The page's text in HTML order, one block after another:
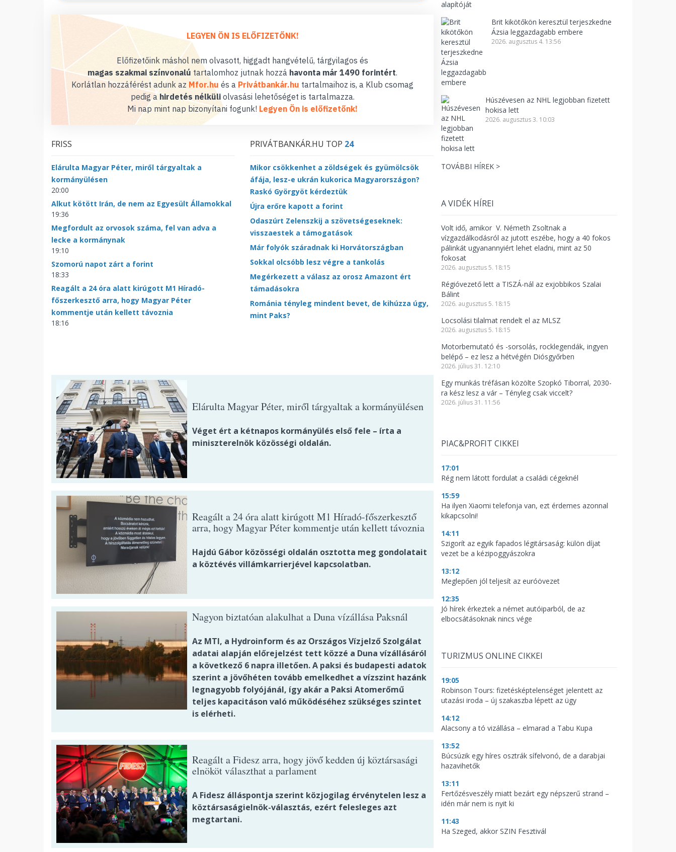
LEGYEN ÖN IS ELŐFIZETŐNK!
Előfizetőink máshol nem olvasott, higgadt hangvételű, tárgyilagos és
magas szakmai színvonalú tartalomhoz jutnak hozzá havonta már 1490 forintért.
Korlátlan hozzáférést adunk az Mfor.hu és a Privátbankár.hu tartalmaihoz is, a Klub csomag
pedig ahirdetés nélküliolvasási lehetőséget is tartalmazza.
Mi nap mint nap bizonyítani fogunk! Legyen Ön is előfizetőnk!
FRISS
Elárulta Magyar Péter, miről tárgyaltak a
kormányülésen
20:00
Alkut kötött Irán, de nem az Egyesült Államokkal
19:36
Megfordult az orvosok száma, fel van adva a
lecke a kormánynak
19:10
Szomorú napot zárt a forint
18:33
Reagált a 24 óra alatt kirúgott M1 Híradó-
főszerkesztő arra, hogy Magyar Péter
kommentje után kellett távoznia
18:16
PRIVÁTBANKÁR.HU TOP 24
Mikor csökkenhet a zöldségek és gyümölcsök
áfája, lesz-e ukrán kukorica Magyarországon?
Raskó Györgyöt kérdeztük
Újra erőre kapott a forint
Odaszúrt Zelenszkij a szövetségeseknek:
visszaestek a támogatások
Már folyók száradnak ki Horvátországban
Sokkal olcsóbb lesz végre a tankolás
Megérkezett a válasz az orosz Amazont ért
támadásokra
Románia tényleg mindent bevet, de kihúzza úgy,
mint Paks?
Elárulta Magyar Péter, miről tárgyaltak a kormányülésen
Véget ért a kétnapos kormányülés első fele – írta a
miniszterelnök közösségi oldalán.
Reagált a 24 óra alatt kirúgott M1 Híradó-főszerkesztő
arra, hogy Magyar Péter kommentje után kellett távoznia
Hajdú Gábor közösségi oldalán osztotta meg gondolatait
a köztévés villámkarrierjével kapcsolatban.
Nagyon biztatóan alakulhat a Duna vízállása Paksnál
Az MTI, a Hydroinform és az Országos Vízjelző Szolgálat
adatai alapján előrejelzést tett közzé a Duna vízállásáról
a következő 6 napra illetően. A paksi és budapesti adatok
szerint a jövőhéten tovább emelkedhet a vízszint hazánk
legnagyobb folyójánál, így akár a Paksi Atomerőmű
teljes kapacitáson való működéséhez szükséges szintet
is elérheti.
Reagált a Fidesz arra, hogy jövő kedden új köztársasági
elnököt választhat a parlament
A Fidesz álláspontja szerint közjogilag érvénytelen lesz a
köztársaságielnök-választás, ezért felesleges azt
megtartani.
Brit kikötőkön keresztül terjeszkedne
Ázsia leggazdagabb embere
2026. augusztus 4. 13:56
Húszévesen az NHL legjobban fizetett
hokisa lett
2026. augusztus 3. 10:03
TOVÁBBI HÍREK >
A VIDÉK HÍREI
Volt idő, amikor V. Németh Zsoltnak a
vízgazdálkodásról az jutott eszébe, hogy a 40 fokos
pálinkát ugyanannyiért lehet eladni, mint az 50
fokosat
2026. augusztus 5. 18:15
Régióvezető lett a TISZÁ-nál az exjobbikos Szalai
Bálint
2026. augusztus 5. 18:15
Locsolási tilalmat rendelt el az MLSZ
2026. augusztus 5. 18:15
Motorbemutató és -sorsolás, rocklegendák, ingyen
belépő – ez lesz a hétvégén Diósgyőrben
2026. július 31. 12:10
Egy munkás tréfásan közölte Szopkó Tiborral, 2030-
ra kész lesz a vár – Tényleg csak viccelt?
2026. július 31. 11:56
PIAC&PROFIT CIKKEI
17:01
Rég nem látott fordulat a családi cégeknél
15:59
Ha ilyen Xiaomi telefonja van, ezt érdemes azonnal
kikapcsolni!
14:11
Szigorít az egyik fapados légitársaság: külön díjat
vezet be a kézipoggyászokra
13:12
Meglepően jól teljesít az euróövezet
12:35
Jó hírek érkeztek a német autóiparból, de az
elbocsátásoknak nincs vége
TURIZMUS ONLINE CIKKEI
19:05
Robinson Tours: fizetésképtelenséget jelentett az
utazási iroda – új szakaszba lépett az ügy
14:12
Alacsony a tó vizállása – elmarad a Tabu Kupa
13:52
Búcsúzik egy híres osztrák sífelvonó, de a darabjai
hazavihetők
13:11
Fertőzésveszély miatt bezárt egy népszerű strand –
idén már nem is nyit ki
11:43
Ha Szeged, akkor SZIN Fesztivál